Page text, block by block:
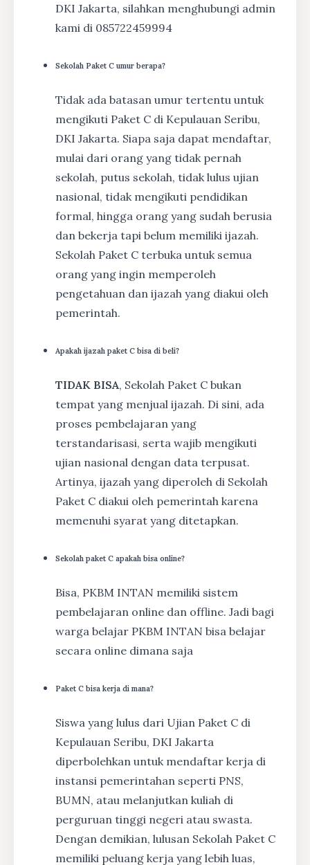
DKI Jakarta, silahkan menghubungi admin
kami di 085722459994
Sekolah Paket C umur berapa?
Tidak ada batasan umur tertentu untuk
mengikuti Paket C di Kepulauan Seribu,
DKI Jakarta. Siapa saja dapat mendaftar,
mulai dari orang yang tidak pernah
sekolah, putus sekolah, tidak lulus ujian
nasional, tidak mengikuti pendidikan
formal, hingga orang yang sudah berusia
dan bekerja tapi belum memiliki ijazah.
Sekolah Paket C terbuka untuk semua
orang yang ingin memperoleh
pengetahuan dan ijazah yang diakui oleh
pemerintah.
Apakah ijazah paket C bisa di beli?
TIDAK BISA, Sekolah Paket C bukan
tempat yang menjual ijazah. Di sini, ada
proses pembelajaran yang
terstandarisasi, serta wajib mengikuti
ujian nasional dengan data terpusat.
Artinya, ijazah yang diperoleh di Sekolah
Paket C diakui oleh pemerintah karena
memenuhi syarat yang ditetapkan.
Sekolah paket C apakah bisa online?
Bisa, PKBM INTAN memiliki sistem
pembelajaran online dan offline. Jadi bagi
warga belajar PKBM INTAN bisa belajar
secara online dimana saja
Paket C bisa kerja di mana?
Siswa yang lulus dari Ujian Paket C di
Kepulauan Seribu, DKI Jakarta
diperbolehkan untuk mendaftar kerja di
instansi pemerintahan seperti PNS,
BUMN, atau melanjutkan kuliah di
perguruan tinggi negeri atau swasta.
Dengan demikian, lulusan Sekolah Paket C
memiliki peluang kerja yang lebih luas,